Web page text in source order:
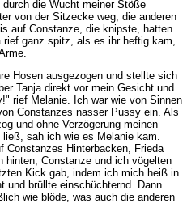
die Wucht meiner Stöße
von der Sitzecke weg, die anderen
auf Constanze, die knipste, hatten
ganz spitz, als es ihr heftig kam,
Hosen ausgezogen und stellte sich
Tanja direkt vor mein Gesicht und
rief Melanie. Ich war wie von Sinnen
Constanzes nasser Pussy ein. Als
und ohne Verzögerung meinen
sah ich wie es Melanie kam.
Constanzes Hinterbacken, Frieda
hinten, Constanze und ich vögelten
Kick gab, indem ich mich heiß in
und brüllte einschüchternd. Dann
wie blöde, was auch die anderen